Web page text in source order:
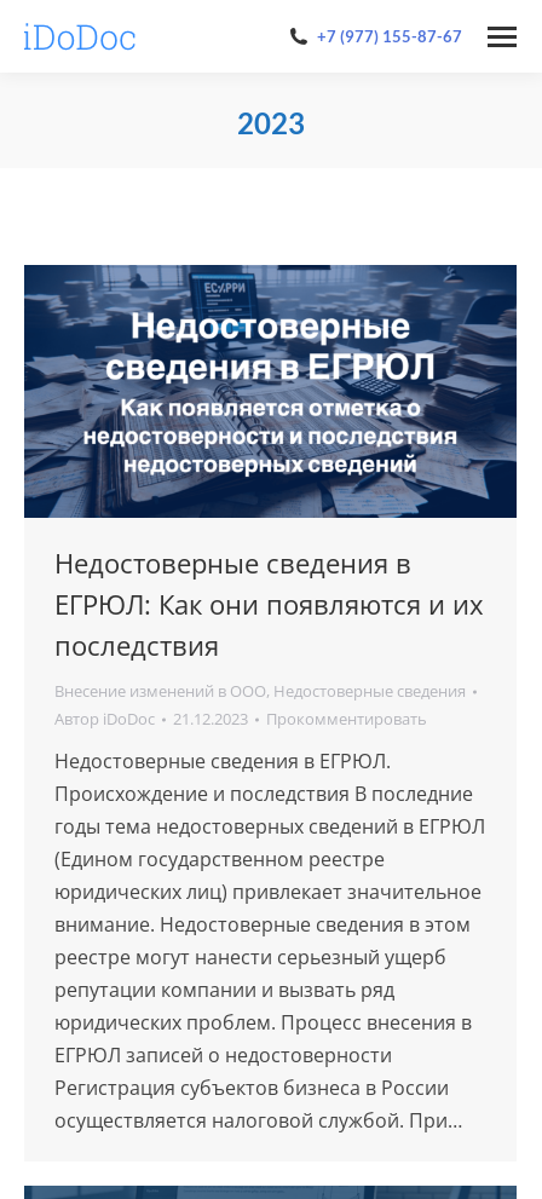
+7 (977) 155-87-67
2023
Недостоверные сведения в
ЕГРЮЛ: Как они появляются и их
последствия
Внесение изменений в ООО, Недостоверные сведения
Автор iDoDoc 21.12.2023 Прокомментировать
Недостоверные сведения в ЕГРЮЛ.
Происхождение и последствия В последние
годы тема недостоверных сведений в ЕГРЮЛ
(Едином государственном реестре
юридических лиц) привлекает значительное
внимание. Недостоверные сведения в этом
реестре могут нанести серьезный ущерб
репутации компании и вызвать ряд
юридических проблем. Процесс внесения в
ЕГРЮЛ записей о недостоверности
Регистрация субъектов бизнеса в России
осуществляется налоговой службой. При…